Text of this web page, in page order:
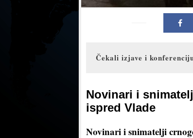
Čekali izjave i
Novinari i
ispred Vlade
Novinari i snimatelji